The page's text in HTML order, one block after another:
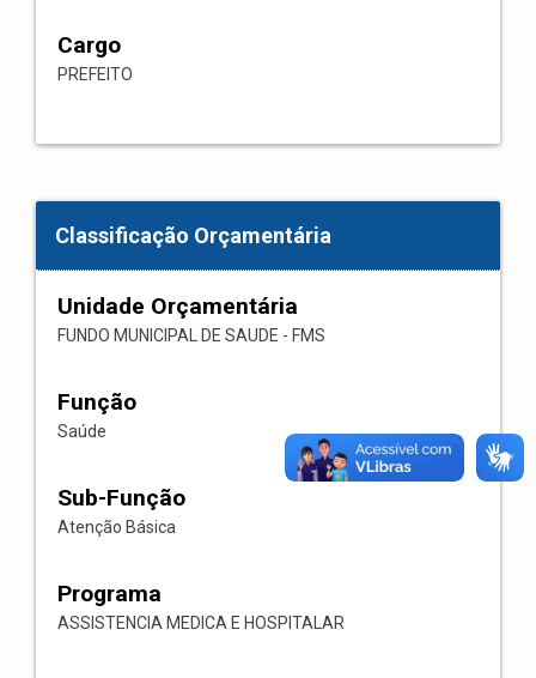
Cargo
PREFEITO
Classificação Orçamentária
Unidade Orçamentária
FUNDO MUNICIPAL DE SAUDE - FMS
Função
Saúde
Sub-Função
Atenção Básica
Programa
ASSISTENCIA MEDICA E HOSPITALAR